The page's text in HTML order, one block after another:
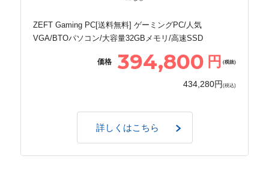
ZEFT Gaming PC[送料無料] ゲーミングPC/人気
VGA/BTOパソコン/大容量32GBメモリ/高速SSD
価格 394,800 円 (税抜)
434,280円 (税込)
詳しくはこちら